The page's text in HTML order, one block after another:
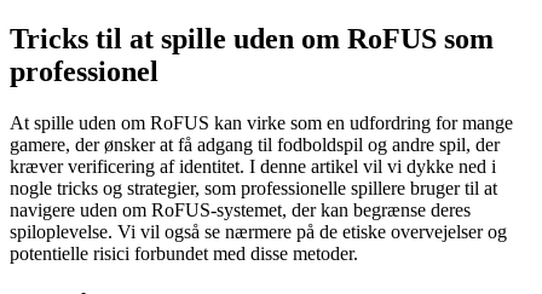
Tricks til at spille uden om RoFUS som
professionel
At spille uden om RoFUS kan virke som en udfordring for mange
gamere, der ønsker at få adgang til fodboldspil og andre spil, der
kræver verificering af identitet. I denne artikel vil vi dykke ned i
nogle tricks og strategier, som professionelle spillere bruger til at
navigere uden om RoFUS-systemet, der kan begrænse deres
spiloplevelse. Vi vil også se nærmere på de etiske overvejelser og
potentielle risici forbundet med disse metoder.